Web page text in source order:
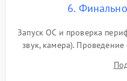
6.
Запуск ОС и проверка
звук, камера). Проведение
для контроля
системы под